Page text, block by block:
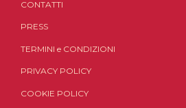
CONTATTI
PRESS
TERMINI e CONDIZIONI
PRIVACY POLICY
COOKIE POLICY